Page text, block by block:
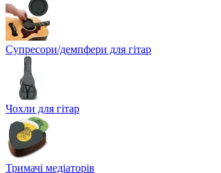
Супресори/демпфери для гітар
Чохли для гітар
Тримачі медіаторів